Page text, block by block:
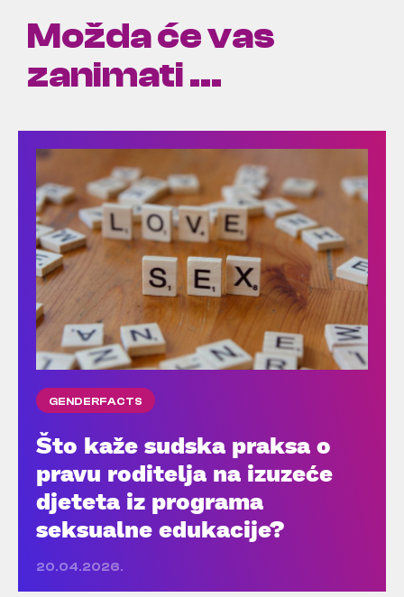
Možda će vas
zanimati ...
GENDERFACTS
Što kaže sudska praksa o
pravu roditelja na izuzeće
djeteta iz programa
seksualne edukacije?
20.04.2026.